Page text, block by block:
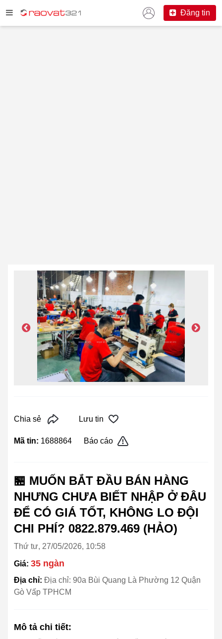
Đăng tin
Chia sẻ Lưu tin
Mã tin: 1688864 Báo cáo
🏪 MUỐN BẮT ĐẦU BÁN HÀNG
NHƯNG CHƯA BIẾT NHẬP Ở ĐÂU
ĐỂ CÓ GIÁ TỐT, KHÔNG LO ĐỘI
CHI PHÍ? 0822.879.469 (HẢO)
Thứ tư, 27/05/2026, 10:58
Giá: 35 ngàn
Địa chỉ: Địa chỉ: 90a Bùi Quang Là Phường 12 Quận
Gò Vấp TPHCM
Mô tả chi tiết: